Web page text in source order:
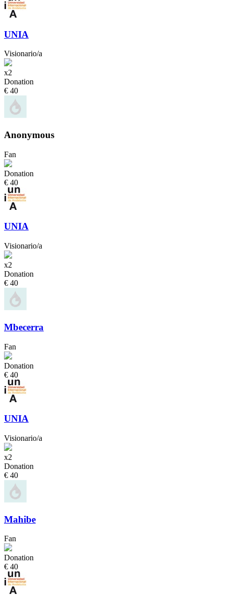
UNIA
Visionario/a
x2
Donation
€ 40
Anonymous
Fan
Donation
€ 40
UNIA
Visionario/a
x2
Donation
€ 40
Mbecerra
Fan
Donation
€ 40
UNIA
Visionario/a
x2
Donation
€ 40
Mahibe
Fan
Donation
€ 40